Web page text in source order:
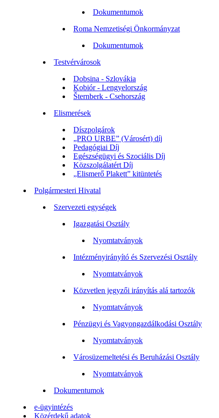
Dokumentumok
Roma Nemzetiségi Önkormányzat
Dokumentumok
Testvérvárosok
Dobsina - Szlovákia
Kobiór - Lengyelország
Šternberk - Csehország
Elismerések
Díszpolgárok
„PRO URBE” (Városért) díj
Pedagógiai Díj
Egészségügyi és Szociális Díj
Közszolgálatért Díj
„Elismerő Plakett” kitüntetés
Polgármesteri Hivatal
Szervezeti egységek
Igazgatási Osztály
Nyomtatványok
Intézményirányító és Szervezési Osztály
Nyomtatványok
Közvetlen jegyzői irányítás alá tartozók
Nyomtatványok
Pénzügyi és Vagyongazdálkodási Osztály
Nyomtatványok
Városüzemeltetési és Beruházási Osztály
Nyomtatványok
Dokumentumok
e-ügyintézés
Közérdekű adatok